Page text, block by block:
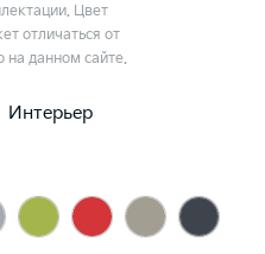
Цвет
отличаться от
на данном сайте.
Интерьер